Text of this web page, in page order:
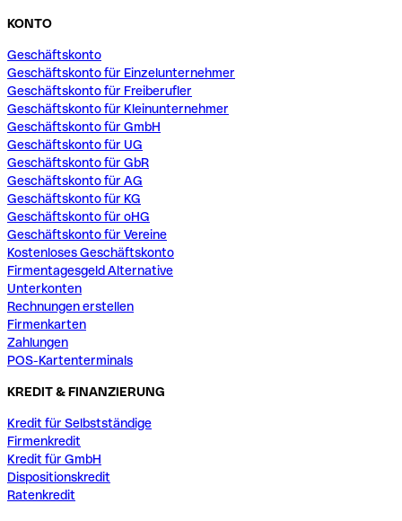
KONTO
Geschäftskonto
Geschäftskonto für Einzelunternehmer
Geschäftskonto für Freiberufler
Geschäftskonto für Kleinunternehmer
Geschäftskonto für GmbH
Geschäftskonto für UG
Geschäftskonto für GbR
Geschäftskonto für AG
Geschäftskonto für KG
Geschäftskonto für oHG
Geschäftskonto für Vereine
Kostenloses Geschäftskonto
Firmentagesgeld Alternative
Unterkonten
Rechnungen erstellen
Firmenkarten
Zahlungen
POS-Kartenterminals
KREDIT & FINANZIERUNG
Kredit für Selbstständige
Firmenkredit
Kredit für GmbH
Dispositionskredit
Ratenkredit